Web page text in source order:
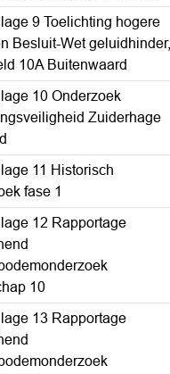
9 Toelichting hogere
Besluit-Wet geluidhinder,
10A Buitenwaard
10 Onderzoek
Zuiderhage
11 Historisch
fase 1
12 Rapportage
10
13 Rapportage